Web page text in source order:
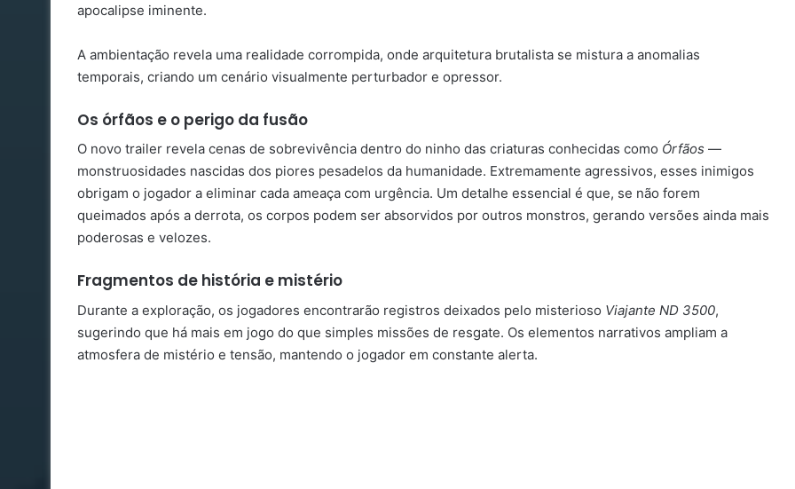
apocalipse iminente.
A ambientação revela uma realidade corrompida, onde arquitetura brutalista se mistura a anomalias
temporais, criando um cenário visualmente perturbador e opressor.
Os órfãos e o perigo da fusão
O novo trailer revela cenas de sobrevivência dentro do ninho das criaturas conhecidas como Órfãos —
monstruosidades nascidas dos piores pesadelos da humanidade. Extremamente agressivos, esses inimigos
obrigam o jogador a eliminar cada ameaça com urgência. Um detalhe essencial é que, se não forem
queimados após a derrota, os corpos podem ser absorvidos por outros monstros, gerando versões ainda mais
poderosas e velozes.
Fragmentos de história e mistério
Durante a exploração, os jogadores encontrarão registros deixados pelo misterioso Viajante ND 3500,
sugerindo que há mais em jogo do que simples missões de resgate. Os elementos narrativos ampliam a
atmosfera de mistério e tensão, mantendo o jogador em constante alerta.